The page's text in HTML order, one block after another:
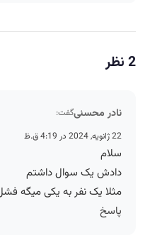
2 نظر
نادر محسنیگفت:
22 ژانویه, 2024 در 4:19 ق.ظ
سلام
دادش یک سوال داشتم
مثلا یک نفر به یکی میگه
پاسخ